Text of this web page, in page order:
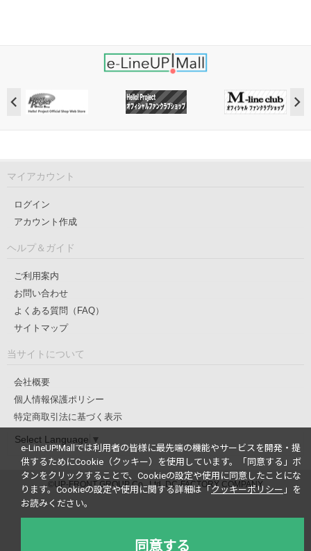
マイアカウント
ログイン
アカウント作成
ヘルプ＆ガイド
ご利用案内
お問い合わせ
よくある質問（FAQ）
サイトマップ
当サイトについて
会社概要
個人情報保護ポリシー
特定商取引法に基づく表示
Select Language ▼
©UP-FRONT GROUP Co., Ltd. DC-FACTORY COMPANY
e-LineUP!Mallでは利用者の皆様に最先端の機能やサービスを開発・提
供するためにCookie（クッキー）を使用しています。
「同意する」ボ
タンをクリックすることで、Cookieの設定や使用に同意したことにな
ります。Cookieの設定や使用に関する詳細は「 クッキーポリシー 」を
お読みください。
同意する